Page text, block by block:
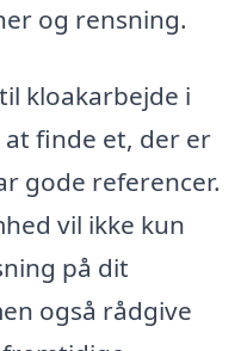
og rensning.
kloakarbejde i
finde et, der er
gode referencer.
vil ikke kun
på dit
også rådgive